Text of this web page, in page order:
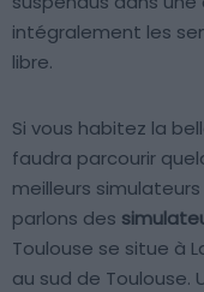
intégralement les
libre.
Si vous habitez la
faudra parcourir
meilleurs
parlons des
Toulouse se situe à
au sud de Toulouse.